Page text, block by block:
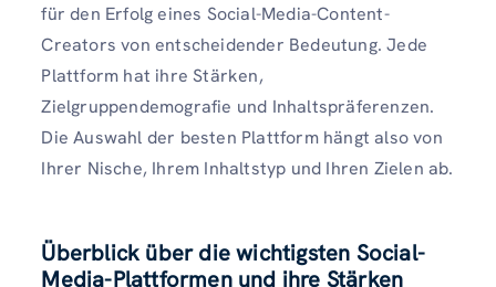
für den Erfolg eines Social-Media-Content-
Creators von entscheidender Bedeutung. Jede
Plattform hat ihre Stärken,
Zielgruppendemografie und Inhaltspräferenzen.
Die Auswahl der besten Plattform hängt also von
Ihrer Nische, Ihrem Inhaltstyp und Ihren Zielen ab.
Überblick über die wichtigsten Social-
Media-Plattformen und ihre Stärken